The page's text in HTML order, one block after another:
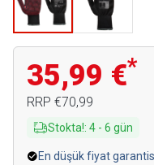
35,99 €*
RRP €70,99
Stokta!: 4 - 6 gün
En düşük fiyat